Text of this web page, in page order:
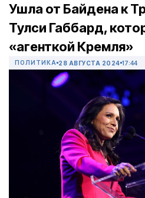
Ушла от Байдена к
Тулси Габбард,
«агенткой Кремля»
ПОЛИТИКА 28 АВГУСТА 2024 17:44